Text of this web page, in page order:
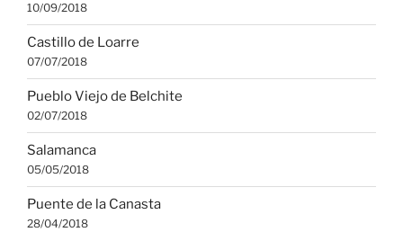
10/09/2018
Castillo de Loarre
07/07/2018
Pueblo Viejo de Belchite
02/07/2018
Salamanca
05/05/2018
Puente de la Canasta
28/04/2018